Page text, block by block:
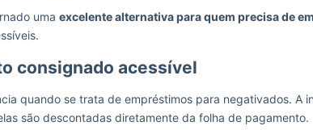
uma excelente alternativa para quem precisa de
consignado acessível
quando se trata de empréstimos para negativados. A
são descontadas diretamente da folha de pagamento.